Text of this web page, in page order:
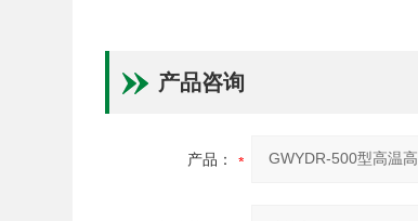
产品咨询
产品：